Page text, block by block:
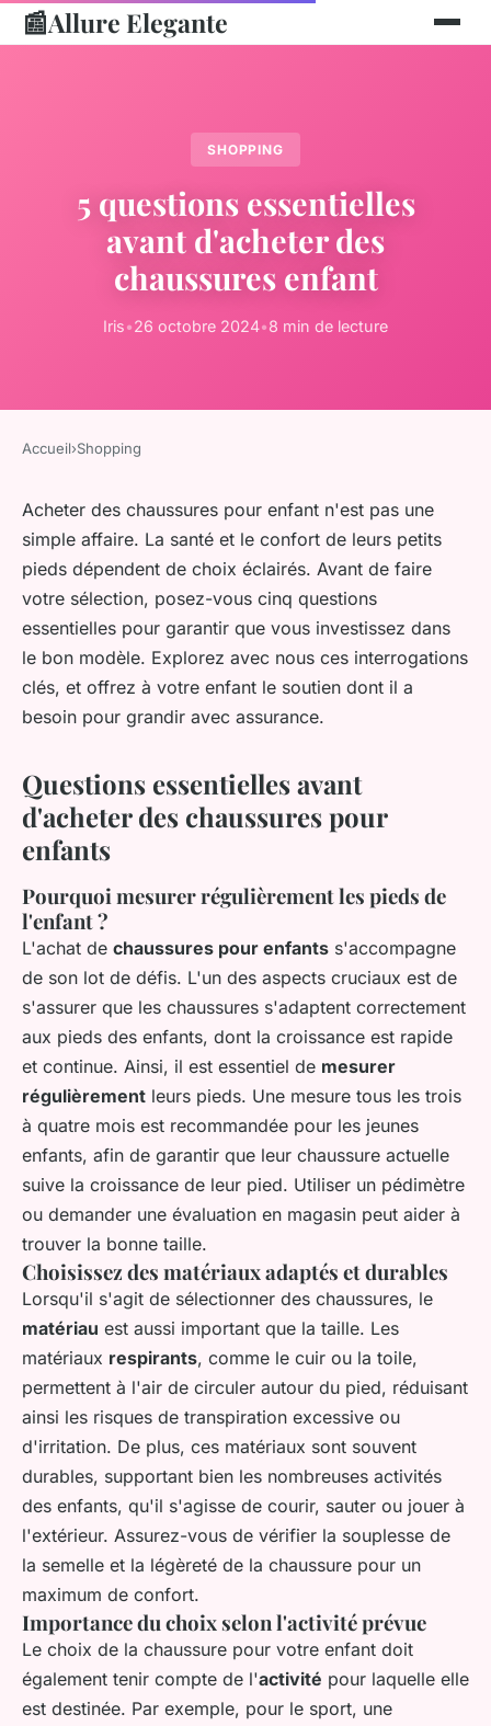
📰Allure Elegante
SHOPPING
5 questions essentielles
avant d'acheter des
chaussures enfant
Iris•26 octobre 2024•8 min de lecture
Accueil›Shopping
Acheter des chaussures pour enfant n'est pas une
simple affaire. La santé et le confort de leurs petits
pieds dépendent de choix éclairés. Avant de faire
votre sélection, posez-vous cinq questions
essentielles pour garantir que vous investissez dans
le bon modèle. Explorez avec nous ces interrogations
clés, et offrez à votre enfant le soutien dont il a
besoin pour grandir avec assurance.
Questions essentielles avant
d'acheter des chaussures pour
enfants
Pourquoi mesurer régulièrement les pieds de
l'enfant ?
L'achat de chaussures pour enfants s'accompagne
de son lot de défis. L'un des aspects cruciaux est de
s'assurer que les chaussures s'adaptent correctement
aux pieds des enfants, dont la croissance est rapide
et continue. Ainsi, il est essentiel de mesurer
régulièrement leurs pieds. Une mesure tous les trois
à quatre mois est recommandée pour les jeunes
enfants, afin de garantir que leur chaussure actuelle
suive la croissance de leur pied. Utiliser un pédimètre
ou demander une évaluation en magasin peut aider à
trouver la bonne taille.
Choisissez des matériaux adaptés et durables
Lorsqu'il s'agit de sélectionner des chaussures, le
matériau est aussi important que la taille. Les
matériaux respirants, comme le cuir ou la toile,
permettent à l'air de circuler autour du pied, réduisant
ainsi les risques de transpiration excessive ou
d'irritation. De plus, ces matériaux sont souvent
durables, supportant bien les nombreuses activités
des enfants, qu'il s'agisse de courir, sauter ou jouer à
l'extérieur. Assurez-vous de vérifier la souplesse de
la semelle et la légèreté de la chaussure pour un
maximum de confort.
Importance du choix selon l'activité prévue
Le choix de la chaussure pour votre enfant doit
également tenir compte de l'activité pour laquelle elle
est destinée. Par exemple, pour le sport, une